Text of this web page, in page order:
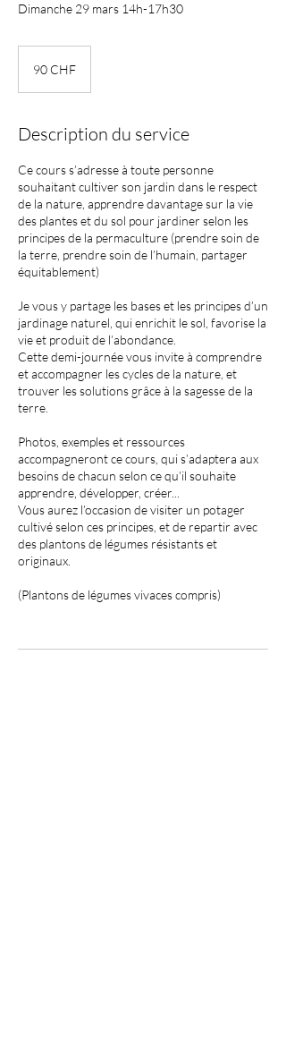
Dimanche 29 mars 14h-17h30
suisses90 CHF
Description du service
Ce cours s’adresse à toute personne
souhaitant cultiver son jardin dans le respect
de la nature, apprendre davantage sur la vie
des plantes et du sol pour jardiner selon les
principes de la permaculture (prendre soin de
la terre, prendre soin de l’humain, partager
équitablement)
Je vous y partage les bases et les principes d’un
jardinage naturel, qui enrichit le sol, favorise la
vie et produit de l’abondance.
Cette demi-journée vous invite à comprendre
et accompagner les cycles de la nature, et
trouver les solutions grâce à la sagesse de la
terre.
Photos, exemples et ressources
accompagneront ce cours, qui s’adaptera aux
besoins de chacun selon ce qu’il souhaite
apprendre, développer, créer...
Vous aurez l’occasion de visiter un potager
cultivé selon ces principes, et de repartir avec
des plantons de légumes résistants et
originaux.
(Plantons de légumes vivaces compris)